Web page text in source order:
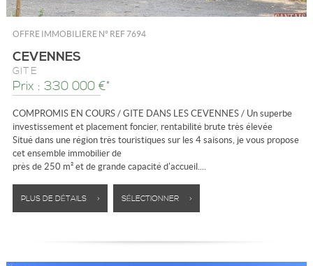
OFFRE IMMOBILIÈRE N° REF 7694
CEVENNES
GÎTE
Prix : 330 000 €*
COMPROMIS EN COURS / GITE DANS LES CEVENNES / Un superbe
investissement et placement foncier, rentabilité brute très élevée
Situé dans une région très touristiques sur les 4 saisons, je vous propose
cet ensemble immobilier de
près de 250 m² et de grande capacité d'accueil....
PLUS DE DÉTAILS > SÉLECTIONNER >